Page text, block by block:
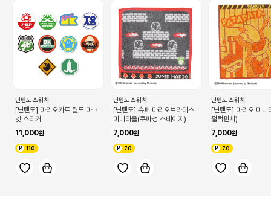
닌텐도 스위치
[닌텐도] 마리오카트 월드 마그
넷 스티커
11,000
110
닌텐도 스위치
[닌텐도] 슈퍼 마리오브라더스
미니타올(쿠파성 스테이지)
7,000
70
닌텐도 스위치
[닌텐도] 마리오 미니
펄럭핀치)
7,000
70